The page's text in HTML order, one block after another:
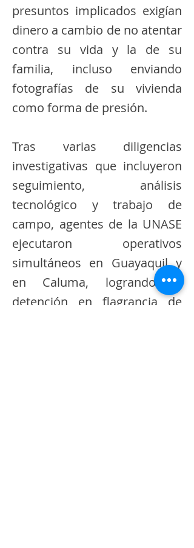
presuntos implicados exigían
dinero a cambio de no atentar
contra su vida y la de su
familia, incluso enviando
fotografías de su vivienda
como forma de presión.
Tras varias diligencias
investigativas que incluyeron
seguimiento, análisis
tecnológico y trabajo de
campo, agentes de la UNASE
ejecutaron operativos
simultáneos en Guayaquil y
en Caluma, logrando la
detención en flagrancia de